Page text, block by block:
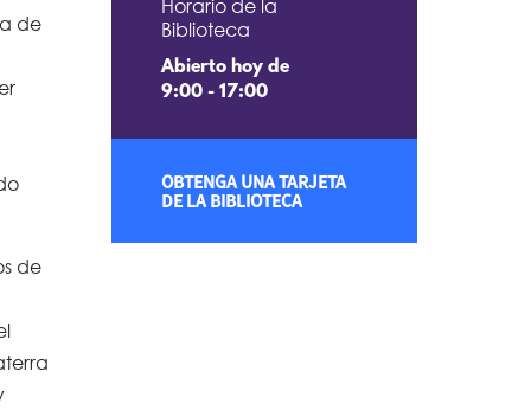
de
de
Horario de la
Biblioteca
Abierto hoy de
9:00 - 17:00
OBTENGA UNA TARJETA
DE LA BIBLIOTECA